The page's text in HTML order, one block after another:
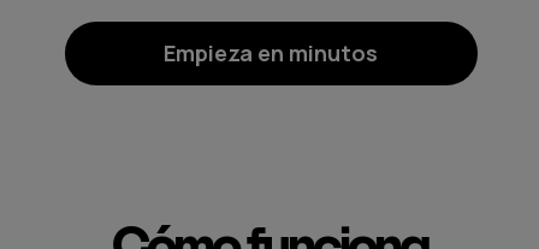
Empieza en minutos